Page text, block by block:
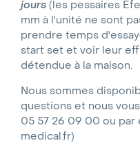
jours (les pessaires
mm à l'unité ne sont
prendre temps
start set et voir leur
détendue à la maison.
Nous sommes
questions et nous
05 57 26 09 00 ou par
medical.fr)